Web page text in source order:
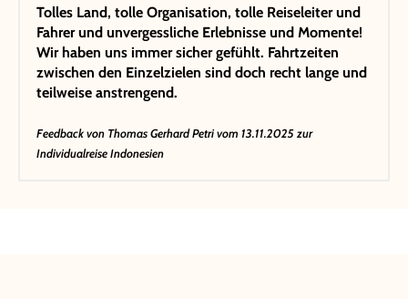
Tolles Land, tolle Organisation, tolle Reiseleiter und
Fahrer und unvergessliche Erlebnisse und Momente!
Wir haben uns immer sicher gefühlt. Fahrtzeiten
zwischen den Einzelzielen sind doch recht lange und
teilweise anstrengend.
Feedback von Thomas Gerhard Petrivom 13.11.2025 zur
Individualreise Indonesien